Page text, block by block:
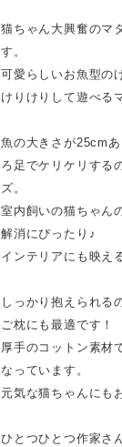
猫ちゃん大興奮のマ
す。
可愛らしいお魚型の
けりけりして遊べる
魚の大きさが25cm
ろ足でケリケリする
ズ。
室内飼いの猫ちゃん
解消にぴったり♪
インテリアにも映え
しっかり抱えられる
ご枕にも最適です！
厚手のコットン素材
なっています。
元気な猫ちゃんにも
ひとつひとつ作家さ